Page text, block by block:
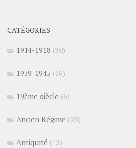
CATÉGORIES
1914-1918 (30)
1939-1945 (16)
19ème siècle (6)
Ancien Régime (28)
Antiquité (73)